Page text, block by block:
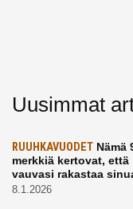
Uusimmat
RUUHKAVUODET Nämä
merkkiä kertovat, että
vauvasi rakastaa
8.1.2026